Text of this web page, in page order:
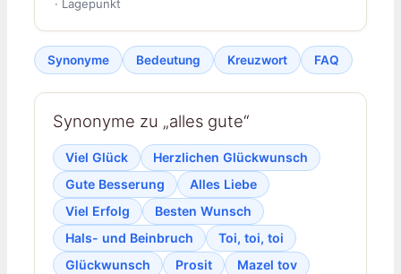
· Lagepunkt
Synonyme Bedeutung Kreuzwort FAQ
Synonyme zu „alles gute“
Viel Glück
Herzlichen Glückwunsch
Gute Besserung
Alles Liebe
Viel Erfolg
Besten Wunsch
Hals- und Beinbruch
Toi, toi, toi
Glückwunsch
Prosit
Mazel tov